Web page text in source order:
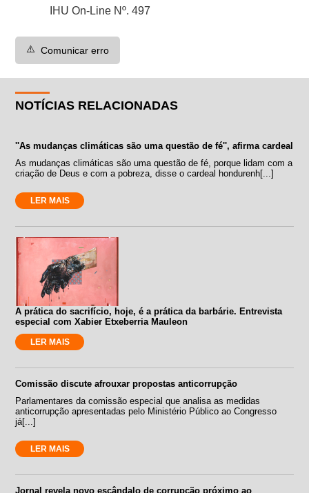
IHU On-Line Nº. 497
⚠️ Comunicar erro
NOTÍCIAS RELACIONADAS
''As mudanças climáticas são uma questão de fé'', afirma cardeal
As mudanças climáticas são uma questão de fé, porque lidam com a
criação de Deus e com a pobreza, disse o cardeal hondurenh[...]
LER MAIS
A prática do sacrifício, hoje, é a prática da barbárie. Entrevista
especial com Xabier Etxeberria Mauleon
LER MAIS
Comissão discute afrouxar propostas anticorrupção
Parlamentares da comissão especial que analisa as medidas
anticorrupção apresentadas pelo Ministério Público ao Congresso
já[...]
LER MAIS
Jornal revela novo escândalo de corrupção próximo ao